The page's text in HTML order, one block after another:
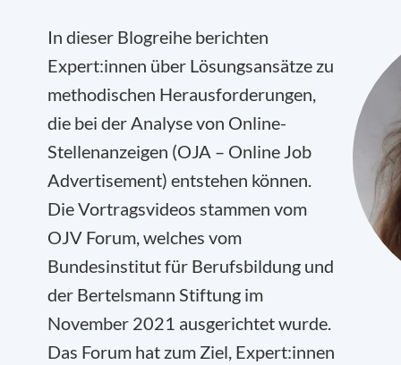
In dieser Blogreihe berichten
Expert:innen über Lösungsansätze zu
methodischen Herausforderungen,
die bei der Analyse von Online-
Stellenanzeigen (OJA – Online Job
Advertisement) entstehen können.
Die Vortragsvideos stammen vom
OJV Forum, welches vom
Bundesinstitut für Berufsbildung und
der Bertelsmann Stiftung im
November 2021 ausgerichtet wurde.
Das Forum hat zum Ziel, Expert:innen